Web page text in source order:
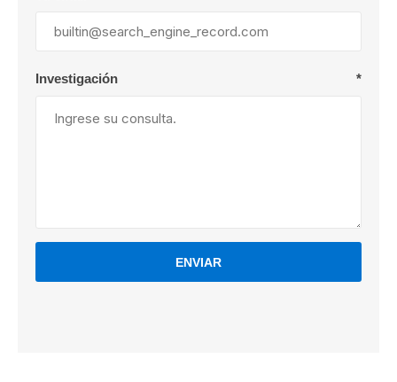
Investigación *
ENVIAR